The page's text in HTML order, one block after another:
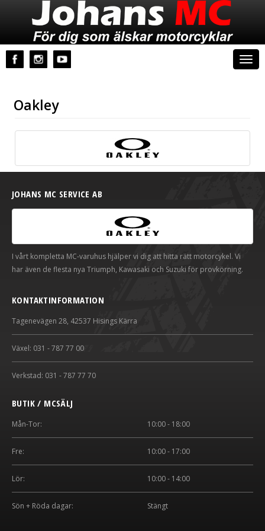
Oakley
JOHANS MC SERVICE AB
I vårt kompletta MC-varuhus hjälper vi dig att hitta rätt motorcykel. Vi
har även de flesta nya Triumph, Kawasaki och Suzuki för provkörning.
KONTAKTINFORMATION
Tagenevägen 28, 42537 Hisings Kärra
Växel: 031 - 787 77 00
Verkstad: 031 - 787 77 70
BUTIK / MCSÄLJ
Mån-Tor: 10:00 - 18:00
Fre: 10:00 - 17:00
Lör: 10:00 - 14:00
Sön + Röda dagar: Stängt